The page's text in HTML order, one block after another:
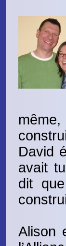
David
avait
dit
Alison